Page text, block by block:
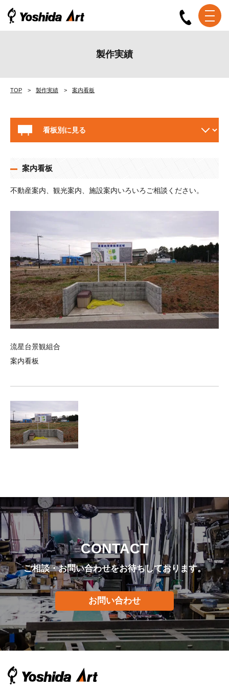
製作実績
TOP 製作実績 案内看板
案内看板
不動産案内、観光案内、施設案内いろいろご相談ください。
流星台景観組合
案内看板
CONTACT
ご相談・お問い合わせをお待ちしております。
お問い合わせ